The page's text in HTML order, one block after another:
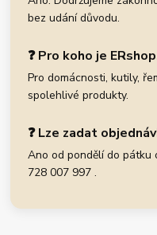
bez udání důvodu.
❓ Pro koho je
Pro domácnosti, kutily,
spolehlivé produkty.
❓ Lze zadat
Ano od pondělí do pátku
728 007 997 .